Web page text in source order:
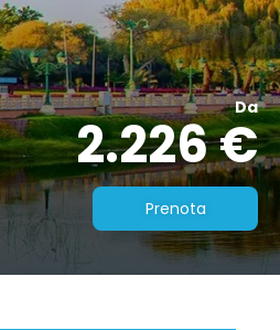
Da
2.226 €
Prenota